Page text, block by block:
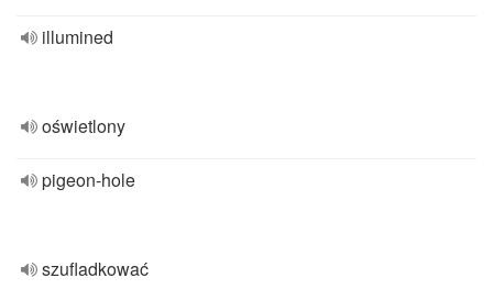
illumined
oświetlony
pigeon-hole
szufladkować